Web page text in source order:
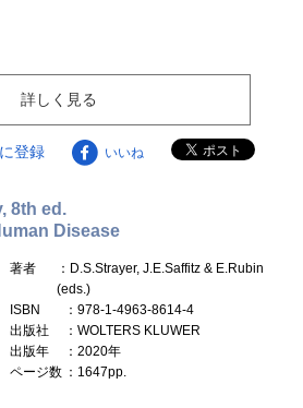
詳しく見る
登録 いいね
8th ed.
Disease
著者
：D.S.Strayer, J.E.Saffitz & E.Rubin
(eds.)
ISBN
：978-1-4963-8614-4
出版社
：WOLTERS KLUWER
出版年
：2020年
ページ数 ：1647pp.